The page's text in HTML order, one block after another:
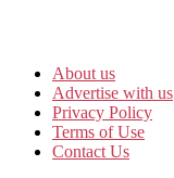
About us
Advertise with us
Privacy Policy
Terms of Use
Contact Us